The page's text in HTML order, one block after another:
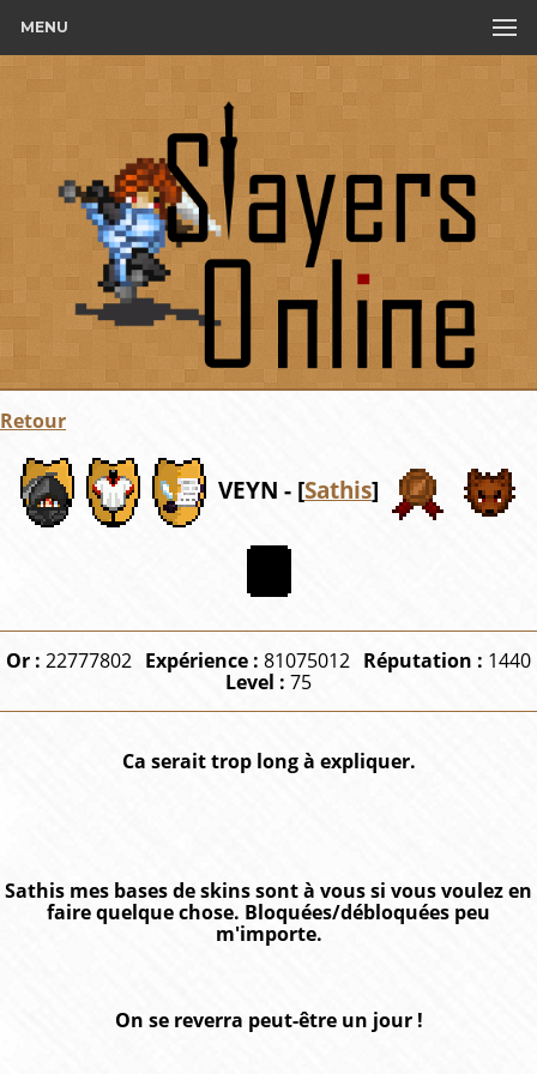
MENU
Retour
VEYN - [Sathis]
Or :22777802 Expérience : 81075012 Réputation : 1440
Level : 75
Ca serait trop long à expliquer.
Sathis mes bases de skins sont à vous si vous voulez en
faire quelque chose. Bloquées/débloquées peu
m'importe.
On se reverra peut-être un jour !